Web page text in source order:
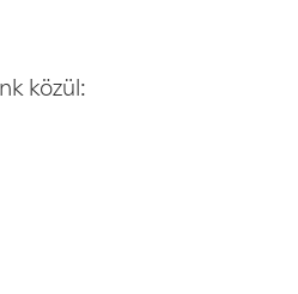
közül: